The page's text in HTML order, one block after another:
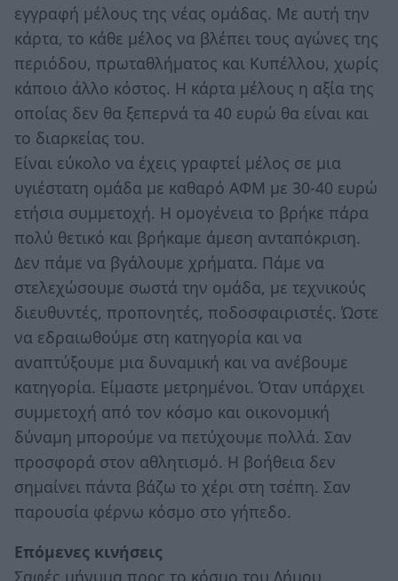
εγγραφή μέλους της νέας ομάδας. Με αυτή την
κάρτα, το κάθε μέλος να βλέπει τους αγώνες της
περιόδου, πρωταθλήματος και Κυπέλλου, χωρίς
κάποιο άλλο κόστος. Η κάρτα μέλους η αξία της
οποίας δεν θα ξεπερνά τα 40 ευρώ θα είναι και
το διαρκείας του.
Είναι εύκολο να έχεις γραφτεί μέλος σε μια
υγιέστατη ομάδα με καθαρό ΑΦΜ με 30-40 ευρώ
ετήσια συμμετοχή. Η ομογένεια το βρήκε πάρα
πολύ θετικό και βρήκαμε άμεση ανταπόκριση.
Δεν πάμε να βγάλουμε χρήματα. Πάμε να
στελεχώσουμε σωστά την ομάδα, με τεχνικούς
διευθυντές, προπονητές, ποδοσφαιριστές. Ώστε
να εδραιωθούμε στη κατηγορία και να
αναπτύξουμε μια δυναμική και να ανέβουμε
κατηγορία. Είμαστε μετρημένοι. Όταν υπάρχει
συμμετοχή από τον κόσμο και οικονομική
δύναμη μπορούμε να πετύχουμε πολλά. Σαν
προσφορά στον αθλητισμό. Η βοήθεια δεν
σημαίνει πάντα βάζω το χέρι στη τσέπη. Σαν
παρουσία φέρνω κόσμο στο γήπεδο.
Επόμενες κινήσεις